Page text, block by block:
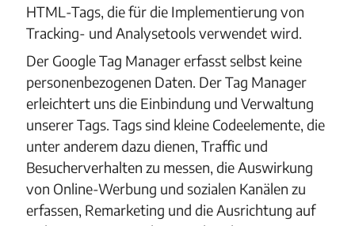
HTML-Tags, die für die Implementierung von
Tracking- und Analysetools verwendet wird.
Der Google Tag Manager erfasst selbst keine
personenbezogenen Daten. Der Tag Manager
erleichtert uns die Einbindung und Verwaltung
unserer Tags. Tags sind kleine Codeelemente, die
unter anderem dazu dienen, Traffic und
Besucherverhalten zu messen, die Auswirkung
von Online-Werbung und sozialen Kanälen zu
erfassen, Remarketing und die Ausrichtung auf